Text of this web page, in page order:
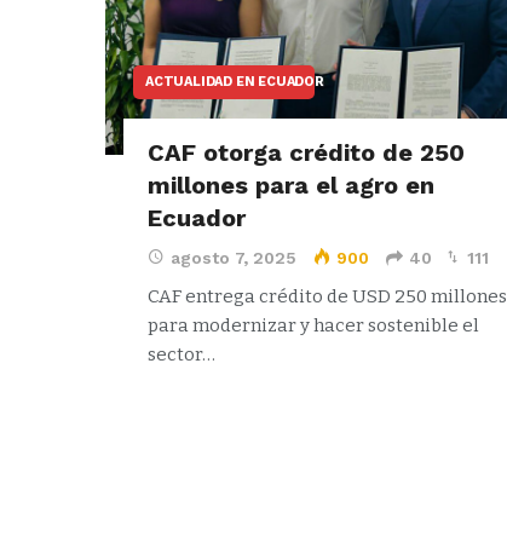
ACTUALIDAD EN ECUADOR
CAF otorga crédito de 250
millones para el agro en
Ecuador
agosto 7, 2025 900 40 111
CAF entrega crédito de USD 250 millones
para modernizar y hacer sostenible el
sector…